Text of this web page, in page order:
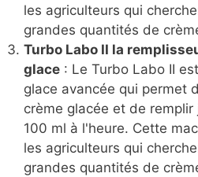
les agriculteurs qui
grandes quantités de
Turbo Labo II la
glace : Le Turbo Labo II
glace avancée qui permet
crème glacée et de
100 ml à l'heure. Cette
les agriculteurs qui
grandes quantités de